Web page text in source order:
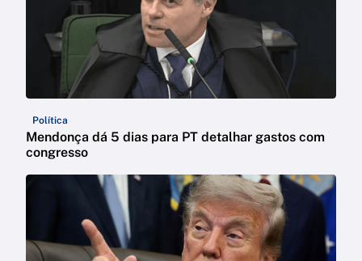
Política
Mendonça dá 5 dias para PT detalhar gastos com
congresso